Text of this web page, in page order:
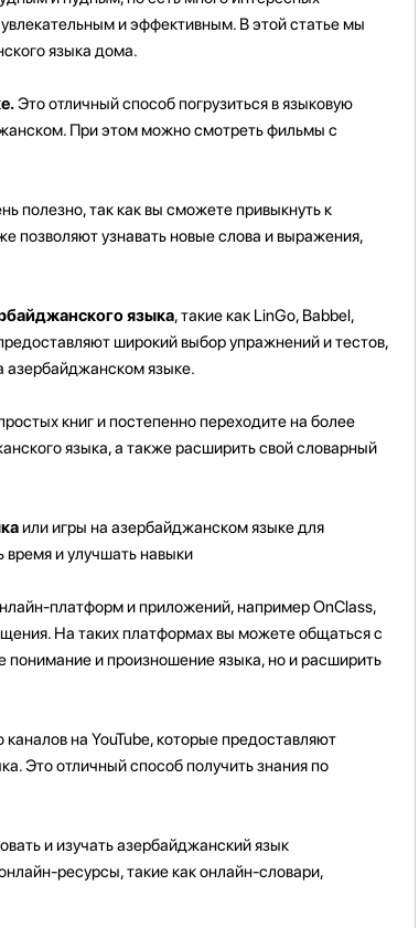
и эффективным. В этой статье мы
языка дома.
Это отличный способ погрузиться в языковую
При этом можно смотреть фильмы с
полезно, так как вы сможете привыкнуть к
позволяют узнавать новые слова и выражения,
языка, такие как LinGo, Babbel,
широкий выбор упражнений и тестов,
азербайджанском языке.
книг и постепенно переходите на более
языка, а также расширить свой словарный
или игры на азербайджанском языке для
и улучшать навыки
платформ и приложений, например OnClass,
На таких платформах вы можете общаться с
и произношение языка, но и расширить
на YouTube, которые предоставляют
Это отличный способ получить знания по
и изучать азербайджанский язык
ресурсы, такие как онлайн-словари,